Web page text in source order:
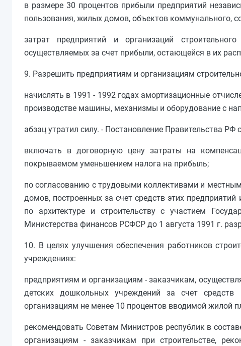
в размере 30 процентов прибыли предприятий
пользования, жилых домов, объектов коммунального,
затрат предприятий и организаций
осуществляемых за счет прибыли, остающейся в их
9. Разрешить предприятиям и организациям
начислять в 1991 - 1992 годах амортизационные
производстве машины, механизмы и оборудование с
абзац утратил силу. - Постановление Правительства РФ
включать в договорную цену затраты на
покрываемом уменьшением налога на прибыль;
по согласованию с трудовыми коллективами и
домов, построенных за счет средств этих
по архитектуре и строительству с участием
Министерства финансов РСФСР до 1 августа 1991 г.
10. В целях улучшения обеспечения работников
учреждениях:
предприятиям и организациям - заказчикам,
детских дошкольных учреждений за счет
организациям не менее 10 процентов вводимой жилой
рекомендовать Советам Министров республик в
организациям - заказчикам при строительстве,